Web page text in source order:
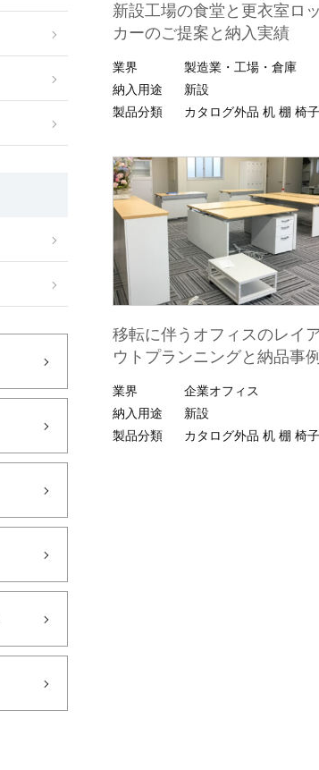
新設工場の食堂と更衣室ロッ
カーのご提案と納入実績
業界
製造業・工場・倉庫
納入用途
新設
製品分類
カタログ外品 机 棚 椅子
移転に伴うオフィスのレイ
ウトプランニングと納品事例
業界
企業オフィス
納入用途
新設
製品分類
カタログ外品 机 棚 椅子